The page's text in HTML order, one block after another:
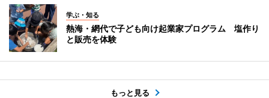
学ぶ・知る
熱海・網代で子ども向け起業家プログラム 塩作り
と販売を体験
もっと見る